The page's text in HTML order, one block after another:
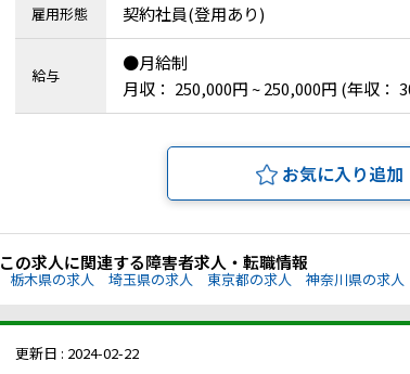
雇用形態 契約社員(登用あり)
給与
●月給制
月収： 250,000円 ~ 250,000円 (年収：
お気に入り追加
この求人に関連する障害者求人・転職情報
栃木県の求人 埼玉県の求人 東京都の求人 神奈川県の求人
更新日 : 2024-02-22